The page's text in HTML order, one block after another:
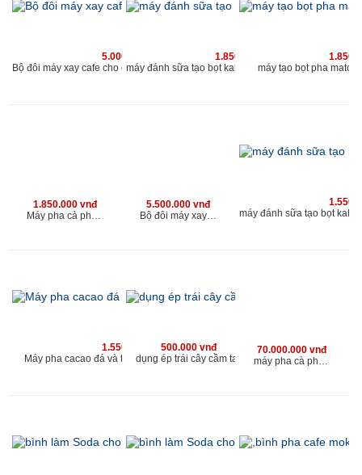
5.000.000 vnđ
1.850.000 vnđ
máy tạo bọt pha
1.850.000 vnđ
Máy pha cà phê sữa đá và cacao sữa đá kahchan
5.500.000 vnđ
Bộ đôi máy xay cà phê cho quán và máy đánh sữa tạo bọt cao cấp
1.550.000 vnđ
Máy pha cacao đá và trà sữa đá kahchan EP2178
500.000 vnđ
dụng ép trái cây cầm tay
70.000.000 vnđ
máy pha cà phê chuyên nghiệp cho quán